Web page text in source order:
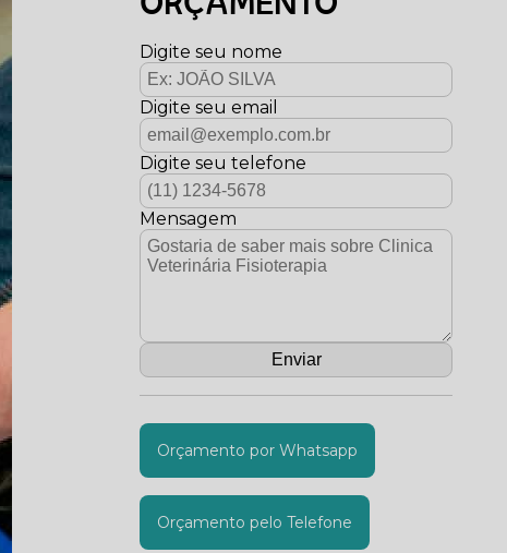
Digite seu nome
Digite seu email
Digite seu telefone
Mensagem
Orçamento por Whatsapp
Orçamento pelo Telefone